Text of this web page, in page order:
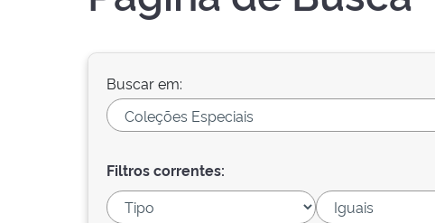
Buscar em:
Filtros correntes: